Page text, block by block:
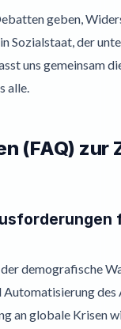
geben,
Sozialstaat, der
uns gemeinsam
alle.
(FAQ) zur
demografische
an globale Krisen